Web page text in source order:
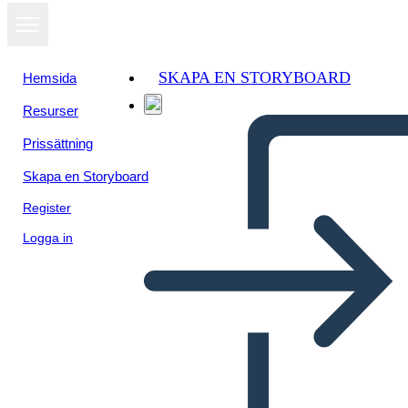
Hemsida
Resurser
Prissättning
Skapa en Storyboard
Register
Logga in
SKAPA EN STORYBOARD